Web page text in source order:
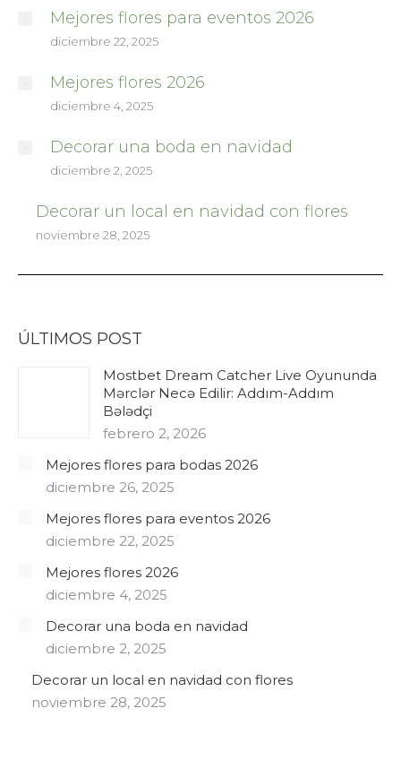
Mejores flores para eventos 2026
diciembre 22, 2025
Mejores flores 2026
diciembre 4, 2025
Decorar una boda en navidad
diciembre 2, 2025
Decorar un local en navidad con flores
noviembre 28, 2025
ÚLTIMOS POST
Mostbet Dream Catcher Live Oyununda
Mərclər Necə Edilir: Addım-Addım
Bələdçi
febrero 2, 2026
Mejores flores para bodas 2026
diciembre 26, 2025
Mejores flores para eventos 2026
diciembre 22, 2025
Mejores flores 2026
diciembre 4, 2025
Decorar una boda en navidad
diciembre 2, 2025
Decorar un local en navidad con flores
noviembre 28, 2025